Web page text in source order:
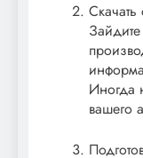
Иногда
вашего